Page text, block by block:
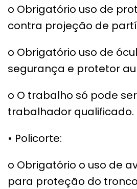
o Obrigatório uso de
contra projeção de
o Obrigatório uso de
segurança e protetor
o O trabalho só pode
trabalhador qualificado.
• Policorte:
o Obrigatório o uso de
para proteção do